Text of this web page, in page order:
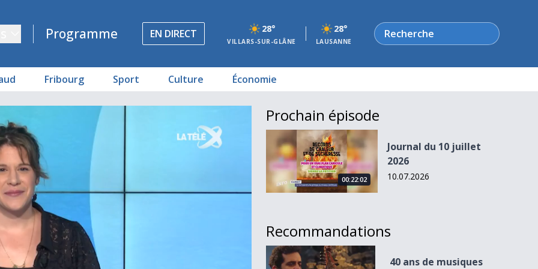
Programme EN DIRECT 28°
VILLARS-SUR-GLÂNE
28°
LAUSANNE
Rechercher
Fribourg Sport Culture Économie
Prochain épisode
Journal du 10 juillet 2026
00:22:02
Journal du 10 juillet
2026
10.07.2026
Recommandations
40 ans de musiques sacrées
40 ans de musiques